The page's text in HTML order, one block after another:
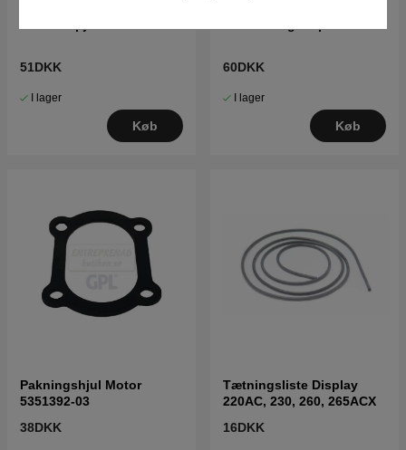
51DKK
I lager
Køb
60DKK
I lager
Køb
Pakningshjul Motor
5351392-03
38DKK
Tætningsliste Display
220AC, 230, 260, 265ACX
16DKK